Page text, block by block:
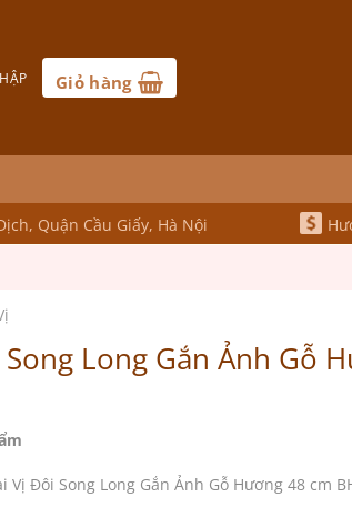
Giỏ hàng
Quận Cầu Giấy, Hà Nội
Long Gắn Ảnh Gỗ
Vị Đôi Song Long Gắn Ảnh Gỗ Hương 48 cm